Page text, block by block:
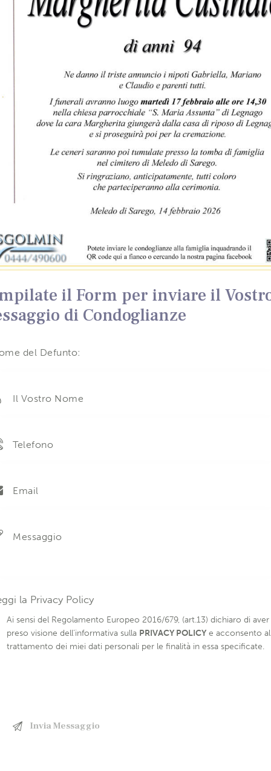
il Form per inviare il
di Condoglianze
la Privacy Policy
Ai sensi del Regolamento Europeo 2016/679, (art.13) dichiaro di aver
preso visione dell’informativa sulla PRIVACY POLICYe acconsento al
trattamento dei miei dati personali per le finalità in essa specificate.